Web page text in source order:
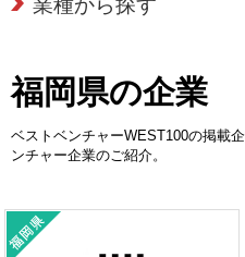
業種から探す
福岡県の企業
ベストベンチャーWEST100の掲載
ンチャー企業のご紹介。